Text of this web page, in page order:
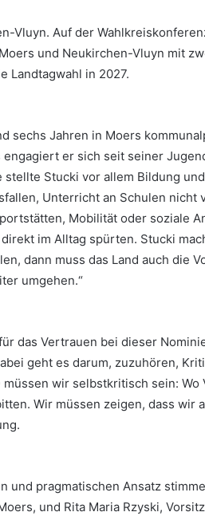
Vluyn. Auf der
und Neukirchen-Vluyn mit
Landtagwahl in 2027.
sechs Jahren in Moers
engagiert er sich seit seiner
stellte Stucki vor allem Bildung
Unterricht an Schulen
Mobilität oder soziale
im Alltag spürten. Stucki
dann muss das Land auch die
umgehen.“
das Vertrauen bei dieser
geht es darum, zuzuhören,
müssen wir selbstkritisch sein:
Wir müssen zeigen, dass wir
und pragmatischen Ansatz
und Rita Maria Rzyski,